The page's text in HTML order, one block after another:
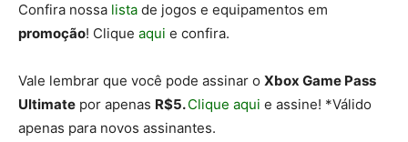
Confira nossa lista de jogos e equipamentos em
promoção! Clique aqui e confira.
Vale lembrar que você pode assinar o Xbox Game Pass
Ultimate por apenas R$5.Clique aqui e assine! *Válido
apenas para novos assinantes.